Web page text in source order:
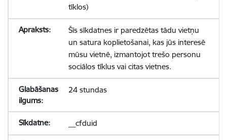
tīklos)
Šīs sīkdatnes ir paredzētas tādu vietņu
un satura koplietošanai, kas jūs interesē
mūsu vietnē, izmantojot trešo personu
sociālos tīklus vai citas vietnes.
24 stundas
__cfduid